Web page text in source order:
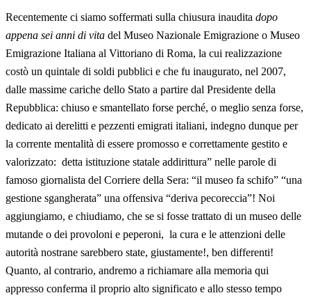
Recentemente ci siamo soffermati sulla chiusura inaudita dopo
appena sei anni di vita del Museo Nazionale Emigrazione o Museo
Emigrazione Italiana al Vittoriano di Roma, la cui realizzazione
costò un quintale di soldi pubblici e che fu inaugurato, nel 2007,
dalle massime cariche dello Stato a partire dal Presidente della
Repubblica: chiuso e smantellato forse perché, o meglio senza forse,
dedicato ai derelitti e pezzenti emigrati italiani, indegno dunque per
la corrente mentalità di essere promosso e correttamente gestito e
valorizzato: detta istituzione statale addirittura” nelle parole di
famoso giornalista del Corriere della Sera: “il museo fa schifo” “una
gestione sgangherata” una offensiva “deriva pecoreccia”! Noi
aggiungiamo, e chiudiamo, che se si fosse trattato di un museo delle
mutande o dei provoloni e peperoni, la cura e le attenzioni delle
autorità nostrane sarebbero state, giustamente!, ben differenti!
Quanto, al contrario, andremo a richiamare alla memoria qui
appresso conferma il proprio alto significato e allo stesso tempo